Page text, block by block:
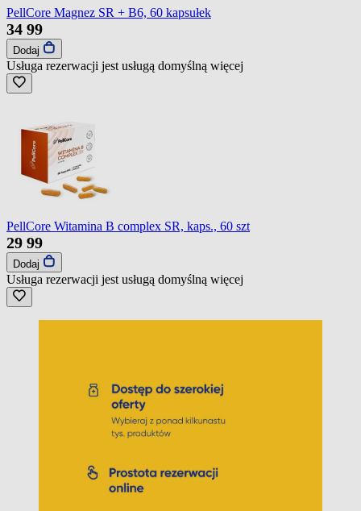
PellCore Magnez SR + B6, 60 kapsułek
34 99
Dodaj
Usługa rezerwacji jest usługą domyślną więcej
PellCore Witamina B complex SR, kaps., 60 szt
29 99
Dodaj
Usługa rezerwacji jest usługą domyślną więcej